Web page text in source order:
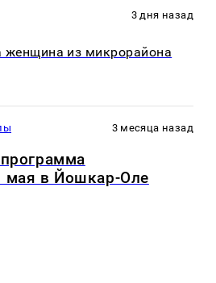
3 дня назад
женщина из микрорайона
3 месяца назад
мая в Йошкар-Оле